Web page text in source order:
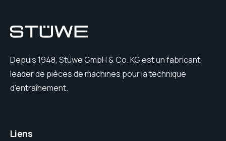
Depuis 1948, Stüwe GmbH & Co. KG est un fabricant
leader de pièces de machines pour la technique
d'entraînement.
Liens